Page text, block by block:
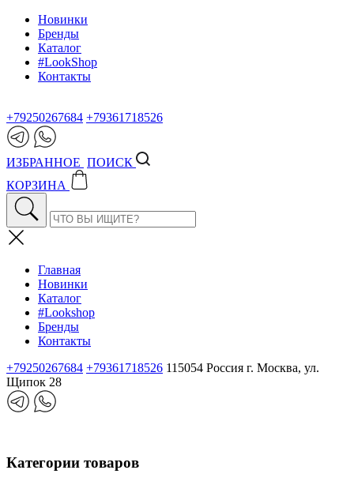
Новинки
Бренды
Каталог
#LookShop
Контакты
+79250267684 +79361718526
ИЗБРАННОЕ ПОИСК
КОРЗИНА
Главная
Новинки
Каталог
#Lookshop
Бренды
Контакты
+79250267684 +79361718526 115054 Россия г. Москва, ул.
Щипок 28
Категории товаров